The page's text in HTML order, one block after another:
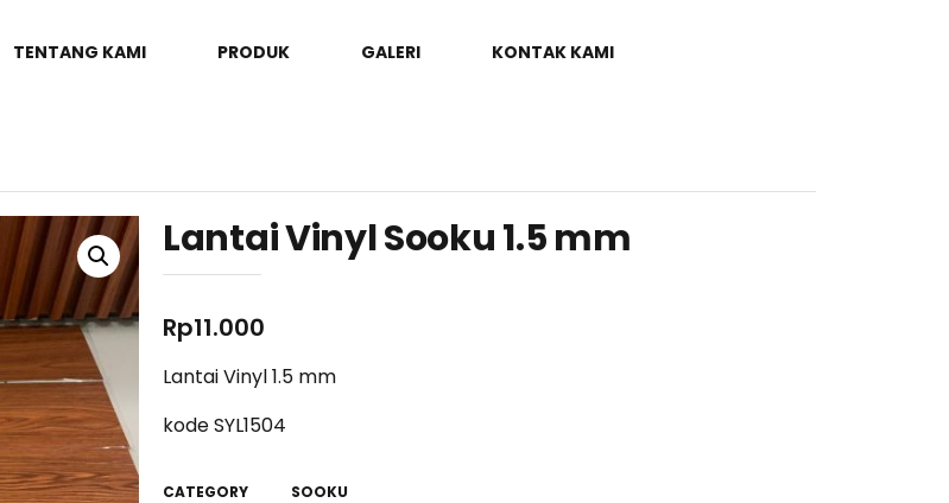
TENTANG KAMI PRODUK GALERI KONTAK KAMI
Lantai Vinyl Sooku 1.5 mm
Rp11.000
Lantai Vinyl 1.5 mm
kode SYL1504
CATEGORY SOOKU